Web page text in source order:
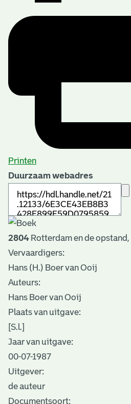
Printen
Duurzaam webadres
2804 Rotterdam en de opstand,
Vervaardigers:
Hans (H.) Boer van Ooij
Auteurs:
Hans Boer van Ooij
Plaats van uitgave:
[S.l.]
Jaar van uitgave:
00-07-1987
Uitgever:
de auteur
Documentsoort: